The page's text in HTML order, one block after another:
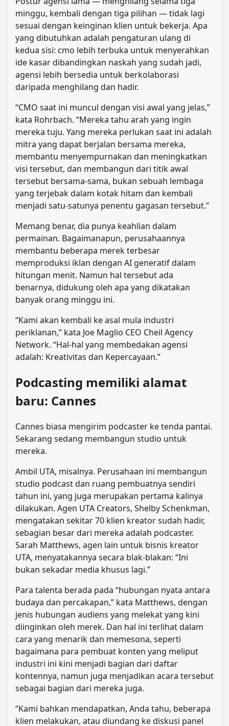
minggu, kembali dengan tiga pilihan — tidak lagi
sesuai dengan keinginan klien untuk bekerja. Apa
yang dibutuhkan adalah pengaturan ulang di
kedua sisi: cmo lebih terbuka untuk menyerahkan
ide kasar dibandingkan naskah yang sudah jadi,
agensi lebih bersedia untuk berkolaborasi
daripada menghilang dan hadir.
“CMO saat ini muncul dengan visi awal yang jelas,”
kata Rohrbach. “Mereka tahu arah yang ingin
mereka tuju. Yang mereka perlukan saat ini adalah
mitra yang dapat berjalan bersama mereka,
membantu menyempurnakan dan meningkatkan
visi tersebut, dan membangun dari titik awal
tersebut bersama-sama, bukan sebuah lembaga
yang terjebak dalam kotak hitam dan kembali
menjadi satu-satunya penentu gagasan tersebut.”
Memang benar, dia punya keahlian dalam
permainan. Bagaimanapun, perusahaannya
membantu beberapa merek terbesar
memproduksi iklan dengan AI generatif dalam
hitungan menit. Namun hal tersebut ada
benarnya, didukung oleh apa yang dikatakan
banyak orang minggu ini.
“Kami akan kembali ke asal mula industri
periklanan,” kata Joe Maglio CEO Cheil Agency
Network. “Hal-hal yang membedakan agensi
adalah: Kreativitas dan Kepercayaan.”
Podcasting memiliki alamat
baru: Cannes
Cannes biasa mengirim podcaster ke tenda pantai.
Sekarang sedang membangun studio untuk
mereka.
Ambil UTA, misalnya. Perusahaan ini membangun
studio podcast dan ruang pembuatnya sendiri
tahun ini, yang juga merupakan pertama kalinya
dilakukan. Agen UTA Creators, Shelby Schenkman,
mengatakan sekitar 70 klien kreator sudah hadir,
sebagian besar dari mereka adalah podcaster.
Sarah Matthews, agen lain untuk bisnis kreator
UTA, menyatakannya secara blak-blakan: “Ini
bukan sekadar media khusus lagi.”
Para talenta berada pada “hubungan nyata antara
budaya dan percakapan,” kata Matthews, dengan
jenis hubungan audiens yang melekat yang kini
diinginkan oleh merek. Dan hal ini terlihat dalam
cara yang menarik dan memesona, seperti
bagaimana para pembuat konten yang meliput
industri ini kini menjadi bagian dari daftar
kontennya, namun juga menjadikan acara tersebut
sebagai bagian dari mereka juga.
“Kami bahkan mendapatkan, Anda tahu, beberapa
klien melakukan, atau diundang ke diskusi panel